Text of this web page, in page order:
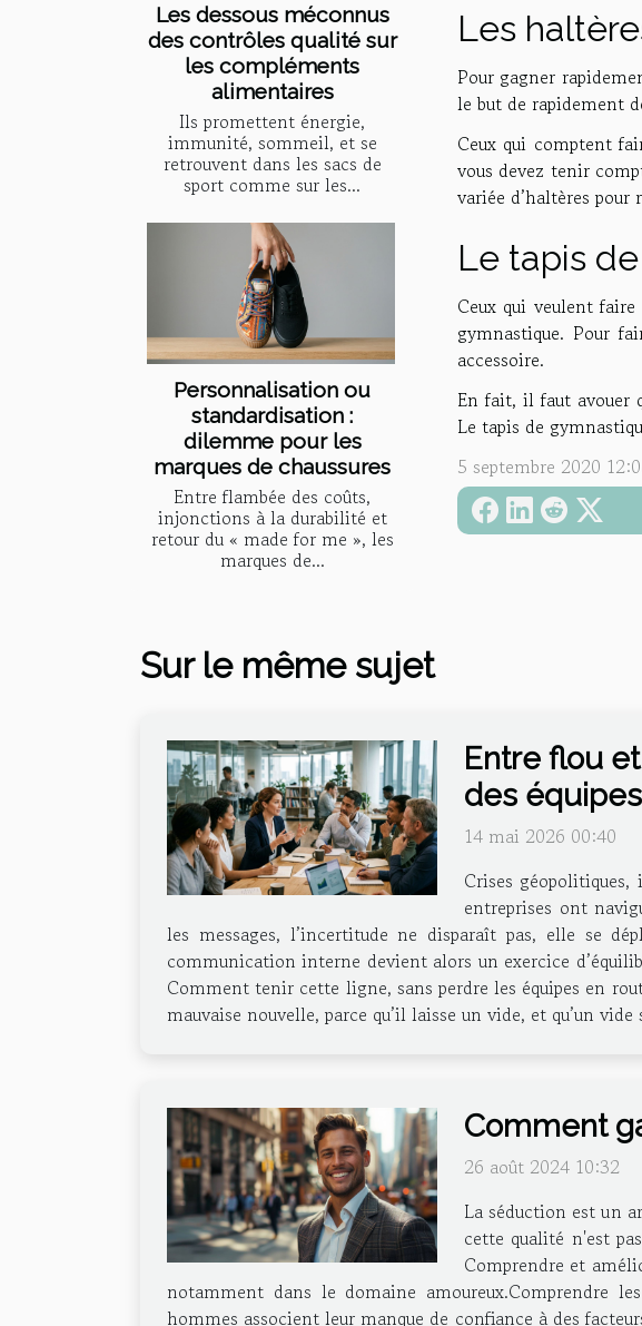
Les dessous méconnus
des contrôles qualité sur
les compléments
alimentaires
Ils promettent énergie,
immunité, sommeil, et se
retrouvent dans les sacs de
sport comme sur les...
Personnalisation ou
standardisation :
dilemme pour les
marques de chaussures
Entre flambée des coûts,
injonctions à la durabilité et
retour du « made for me », les
marques de...
Les
Pour gagner
le but de rapidement
Ceux qui comptent
vous devez tenir
variée d’haltères pour
Le tapis
Ceux qui veulent
gymnastique. Pour
accessoire.
En fait, il faut avouer
Le tapis de
5 septembre 2020
Sur le même sujet
Entre flou
des équipes
14 mai 2026 00:40
Crises
entreprises ont
les messages, l’incertitude ne disparaît pas, elle se
communication interne devient alors un exercice
Comment tenir cette ligne, sans perdre les équipes en
mauvaise nouvelle, parce qu’il laisse un vide, et qu’un
Comment
26 août 2024 10:32
La séduction est un
cette qualité n'est
Comprendre et
notamment dans le domaine amoureux.Comprendre
hommes associent leur manque de confiance à des